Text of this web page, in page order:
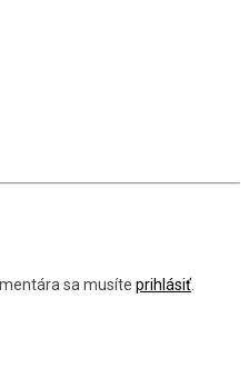
sa musíte prihlásiť